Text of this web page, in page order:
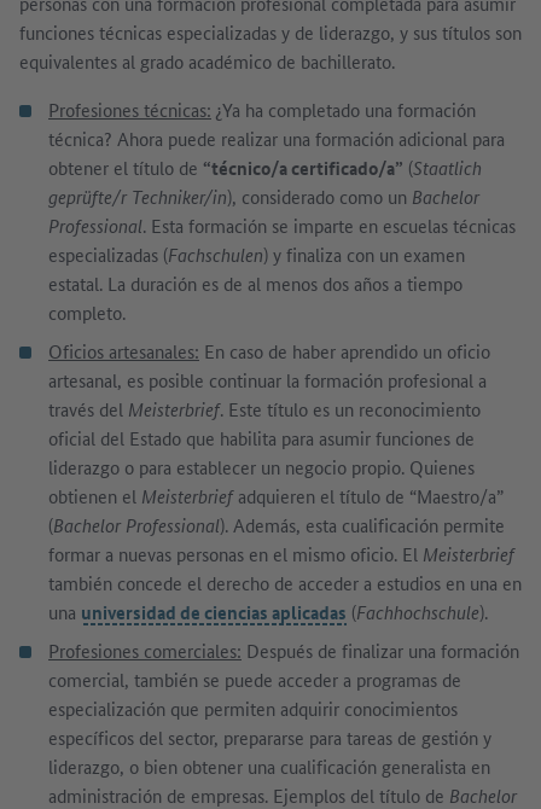
funciones técnicas especializadas y de liderazgo, y sus títulos son
equivalentes al grado académico de bachillerato.
Profesiones técnicas: ¿Ya ha completado una formación
técnica? Ahora puede realizar una formación adicional para
obtener el título de “técnico/a certificado/a” (Staatlich
geprüfte/r Techniker/in), considerado como un Bachelor
Professional. Esta formación se imparte en escuelas técnicas
especializadas (Fachschulen) y finaliza con un examen
estatal. La duración es de al menos dos años a tiempo
completo.
Oficios artesanales: En caso de haber aprendido un oficio
artesanal, es posible continuar la formación profesional a
través del Meisterbrief. Este título es un reconocimiento
oficial del Estado que habilita para asumir funciones de
liderazgo o para establecer un negocio propio. Quienes
obtienen el Meisterbriefadquieren el título de “Maestro/a”
(Bachelor Professional). Además, esta cualificación permite
formar a nuevas personas en el mismo oficio. El Meisterbrief
también concede el derecho de acceder a estudios en una en
una universidad de ciencias aplicadas (Fachhochschule).
Profesiones comerciales: Después de finalizar una formación
comercial, también se puede acceder a programas de
especialización que permiten adquirir conocimientos
específicos del sector, prepararse para tareas de gestión y
liderazgo, o bien obtener una cualificación generalista en
administración de empresas. Ejemplos del título de Bachelor